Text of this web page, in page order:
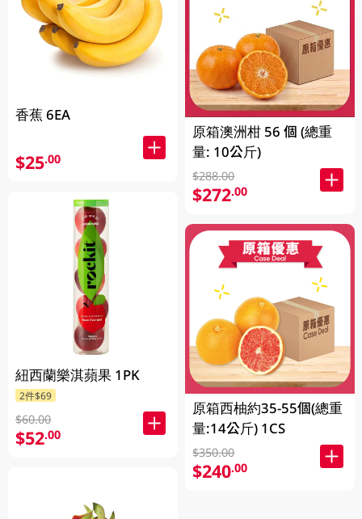
香蕉 6EA
$25.00
紐西蘭樂淇蘋果 1PK
2件$69
$60.00
$52.00
原箱澳洲柑 56 個 (總重
量: 10公斤)
$288.00
$272.00
原箱西柚約35-55個(總重
量:14公斤) 1CS
$350.00
$240.00